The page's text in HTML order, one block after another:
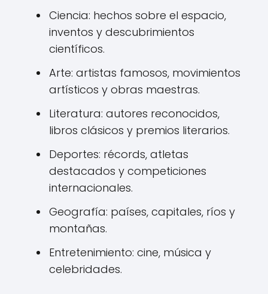
Ciencia: hechos sobre el espacio,
inventos y descubrimientos
científicos.
Arte: artistas famosos, movimientos
artísticos y obras maestras.
Literatura: autores reconocidos,
libros clásicos y premios literarios.
Deportes: récords, atletas
destacados y competiciones
internacionales.
Geografía: países, capitales, ríos y
montañas.
Entretenimiento: cine, música y
celebridades.